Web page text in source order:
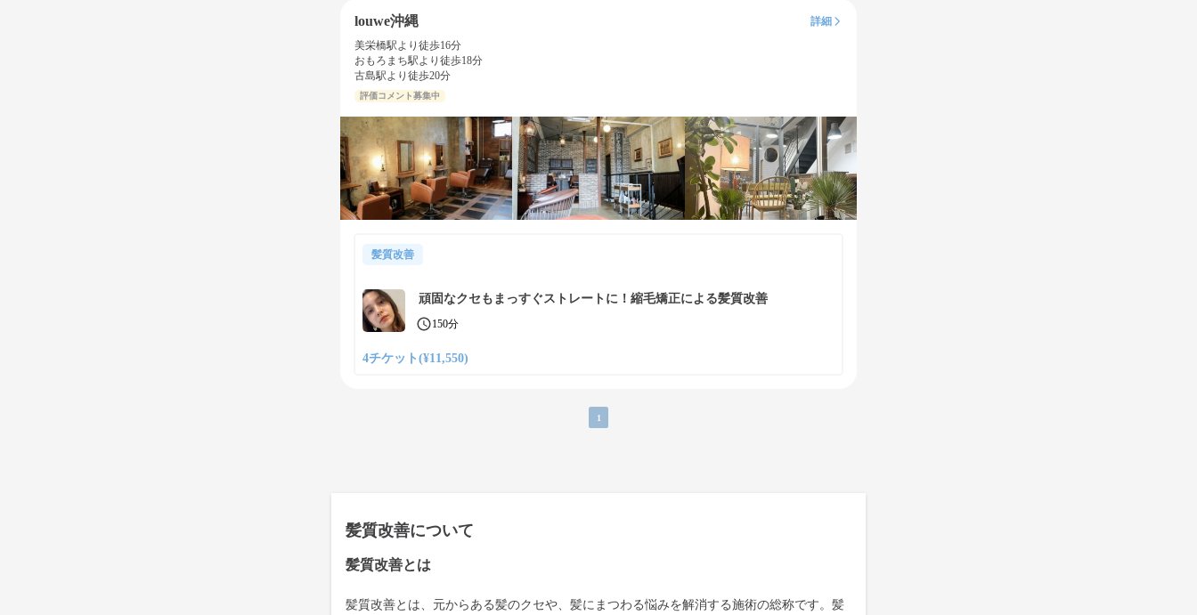
louwe沖縄
詳細
美栄橋駅より徒歩16分
おもろまち駅より徒歩18分
古島駅より徒歩20分
評価コメント募集中
髪質改善
頑固なクセもまっすぐストレートに！縮毛矯正による髪質改善
150分
4チケット(¥11,550)
1
髪質改善について
髪質改善とは
髪質改善とは、元からある髪のクセや、髪にまつわる悩みを解消する施術の総称です。髪